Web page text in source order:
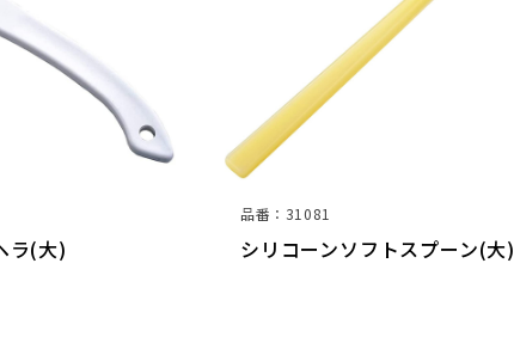
ラ(大) シリコーンソフトスプーン(大)
品番：31081